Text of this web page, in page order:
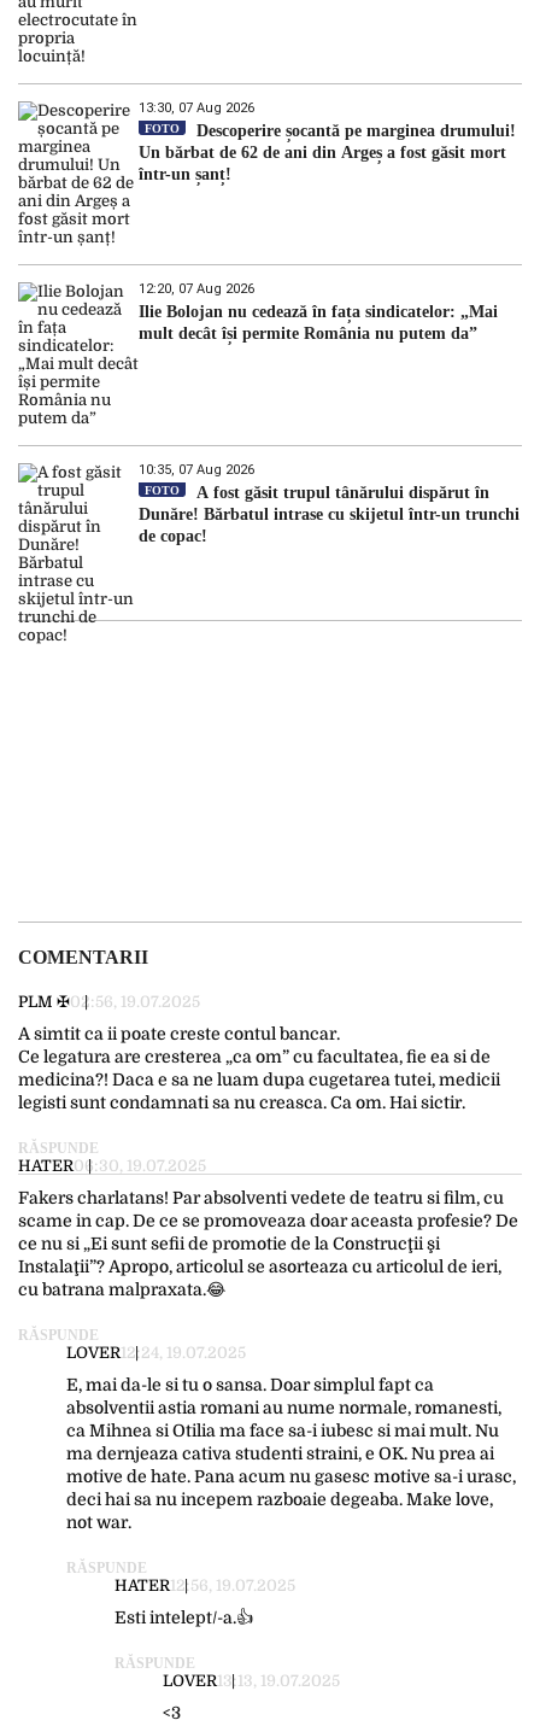
13:30, 07 Aug 2026
FOTO
Descoperire șocantă pe marginea drumului!
Un bărbat de 62 de ani din Argeș a fost găsit mort
într-un șanț!
12:20, 07 Aug 2026
Ilie Bolojan nu cedează în fața sindicatelor: „Mai
mult decât își permite România nu putem da”
10:35, 07 Aug 2026
FOTO
A fost găsit trupul tânărului dispărut în
Dunăre! Bărbatul intrase cu skijetul într-un trunchi
de copac!
COMENTARII
PLM ✠02:56, 19.07.2025
A simtit ca ii poate creste contul bancar.
Ce legatura are cresterea „ca om” cu facultatea, fie ea si de
medicina?! Daca e sa ne luam dupa cugetarea tutei, medicii
legisti sunt condamnati sa nu creasca. Ca om. Hai sictir.
RĂSPUNDE
HATER06:30, 19.07.2025
Fakers charlatans! Par absolventi vedete de teatru si film, cu
scame in cap. De ce se promoveaza doar aceasta profesie? De
ce nu si „Ei sunt sefii de promotie de la Construcţii şi
Instalaţii”? Apropo, articolul se asorteaza cu articolul de ieri,
cu batrana malpraxata.😂
RĂSPUNDE
LOVER12:24, 19.07.2025
E, mai da-le si tu o sansa. Doar simplul fapt ca
absolventii astia romani au nume normale, romanesti,
ca Mihnea si Otilia ma face sa-i iubesc si mai mult. Nu
ma dernjeaza cativa studenti straini, e OK. Nu prea ai
motive de hate. Pana acum nu gasesc motive sa-i urasc,
deci hai sa nu incepem razboaie degeaba. Make love,
not war.
RĂSPUNDE
HATER12:56, 19.07.2025
Esti intelept/-a.👍
RĂSPUNDE
LOVER13:13, 19.07.2025
<3